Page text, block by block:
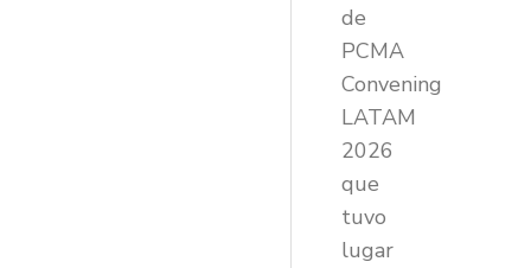
de
PCMA
Convening
LATAM
2026
que
tuvo
lugar